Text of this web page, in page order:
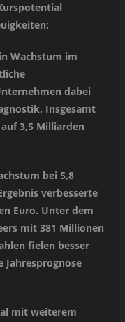
Wachstum im
dabei
Insgesamt
3,5 Milliarden
bei 5,8
verbesserte
Euro. Unter dem
mit 381 Millionen
fielen besser
Jahresprognose
mit weiterem